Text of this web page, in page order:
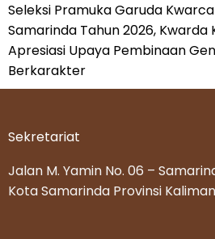
Seleksi Pramuka Garuda
Samarinda Tahun 2026, Kwarda
Apresiasi Upaya Pembinaan
Berkarakter
Sekretariat
Jalan M. Yamin No. 06 –
Kota Samarinda Provinsi